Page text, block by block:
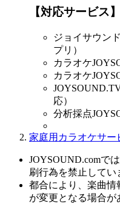
【対応サービス】
ジョイサウン
プリ）
カラオケ
カラオケ
応）
分析採点
家庭用カラオケサー
JOYSOUND.comで
刷行為を禁止してい
都合により、楽曲情
が変更となる場合が